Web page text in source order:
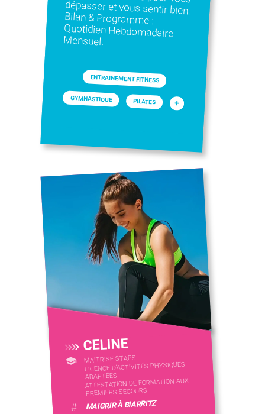
Mensuel.
ENTRAINEMENT FITNESS
GYMNASTIQUE PILATES +
CELINE
MAITRISE STAPS
LICENCE D’ACTIVITÉS PHYSIQUES
ADAPTÉES
ATTESTATION DE FORMATION AUX
PREMIERS SECOURS
# MAIGRIR À BIARRITZ